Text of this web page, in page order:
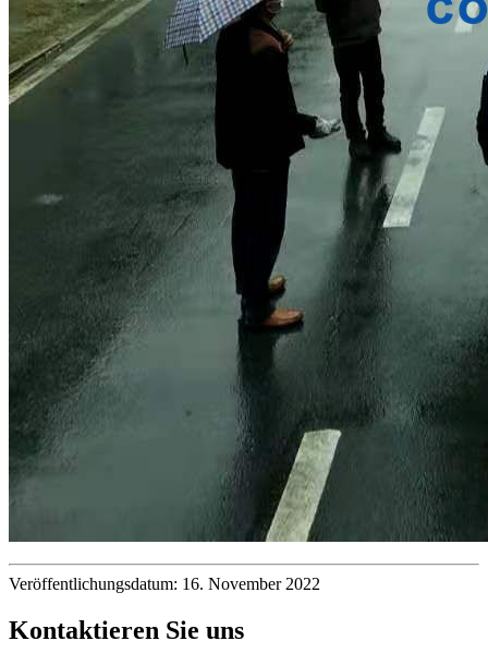
Veröffentlichungsdatum: 16. November 2022
Kontaktieren Sie uns